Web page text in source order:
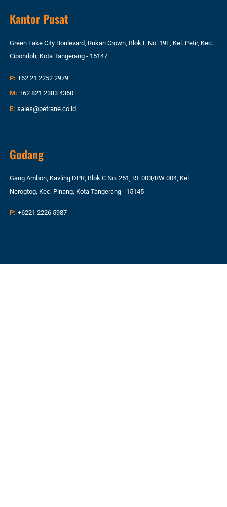
Kantor Pusat
Green Lake City Boulevard, Rukan Crown, Blok F No. 19E, Kel. Petir, Kec.
Cipondoh, Kota Tangerang - 15147
P: +62 21 2252 2979
M: +62 821 2383 4360
E: sales@petrane.co.id
Gudang
Gang Ambon, Kavling DPR, Blok C No. 251, RT 003/RW 004, Kel.
Nerogtog, Kec. Pinang, Kota Tangerang - 15145
P: +6221 2226 5987